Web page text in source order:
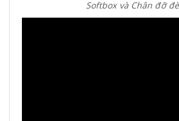
Softbox và Chân đỡ